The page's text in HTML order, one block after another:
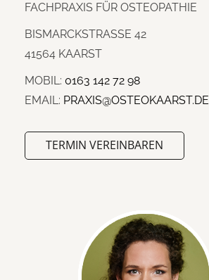
FACHPRAXIS FÜR OSTEOPATHIE
BISMARCKSTRASSE 42
41564 KAARST
MOBIL: 0163 142 72 98
EMAIL: PRAXIS@OSTEOKAARST.DE
TERMIN VEREINBAREN